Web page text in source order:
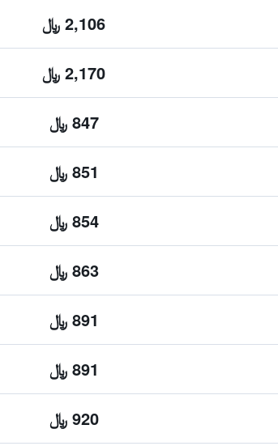
2,106 ﷼
2,170 ﷼
847 ﷼
851 ﷼
854 ﷼
863 ﷼
891 ﷼
891 ﷼
920 ﷼